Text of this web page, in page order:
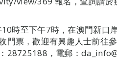
時至下午7時，在澳門新口
門票，歡迎有興趣人士前往
28725188，電郵：